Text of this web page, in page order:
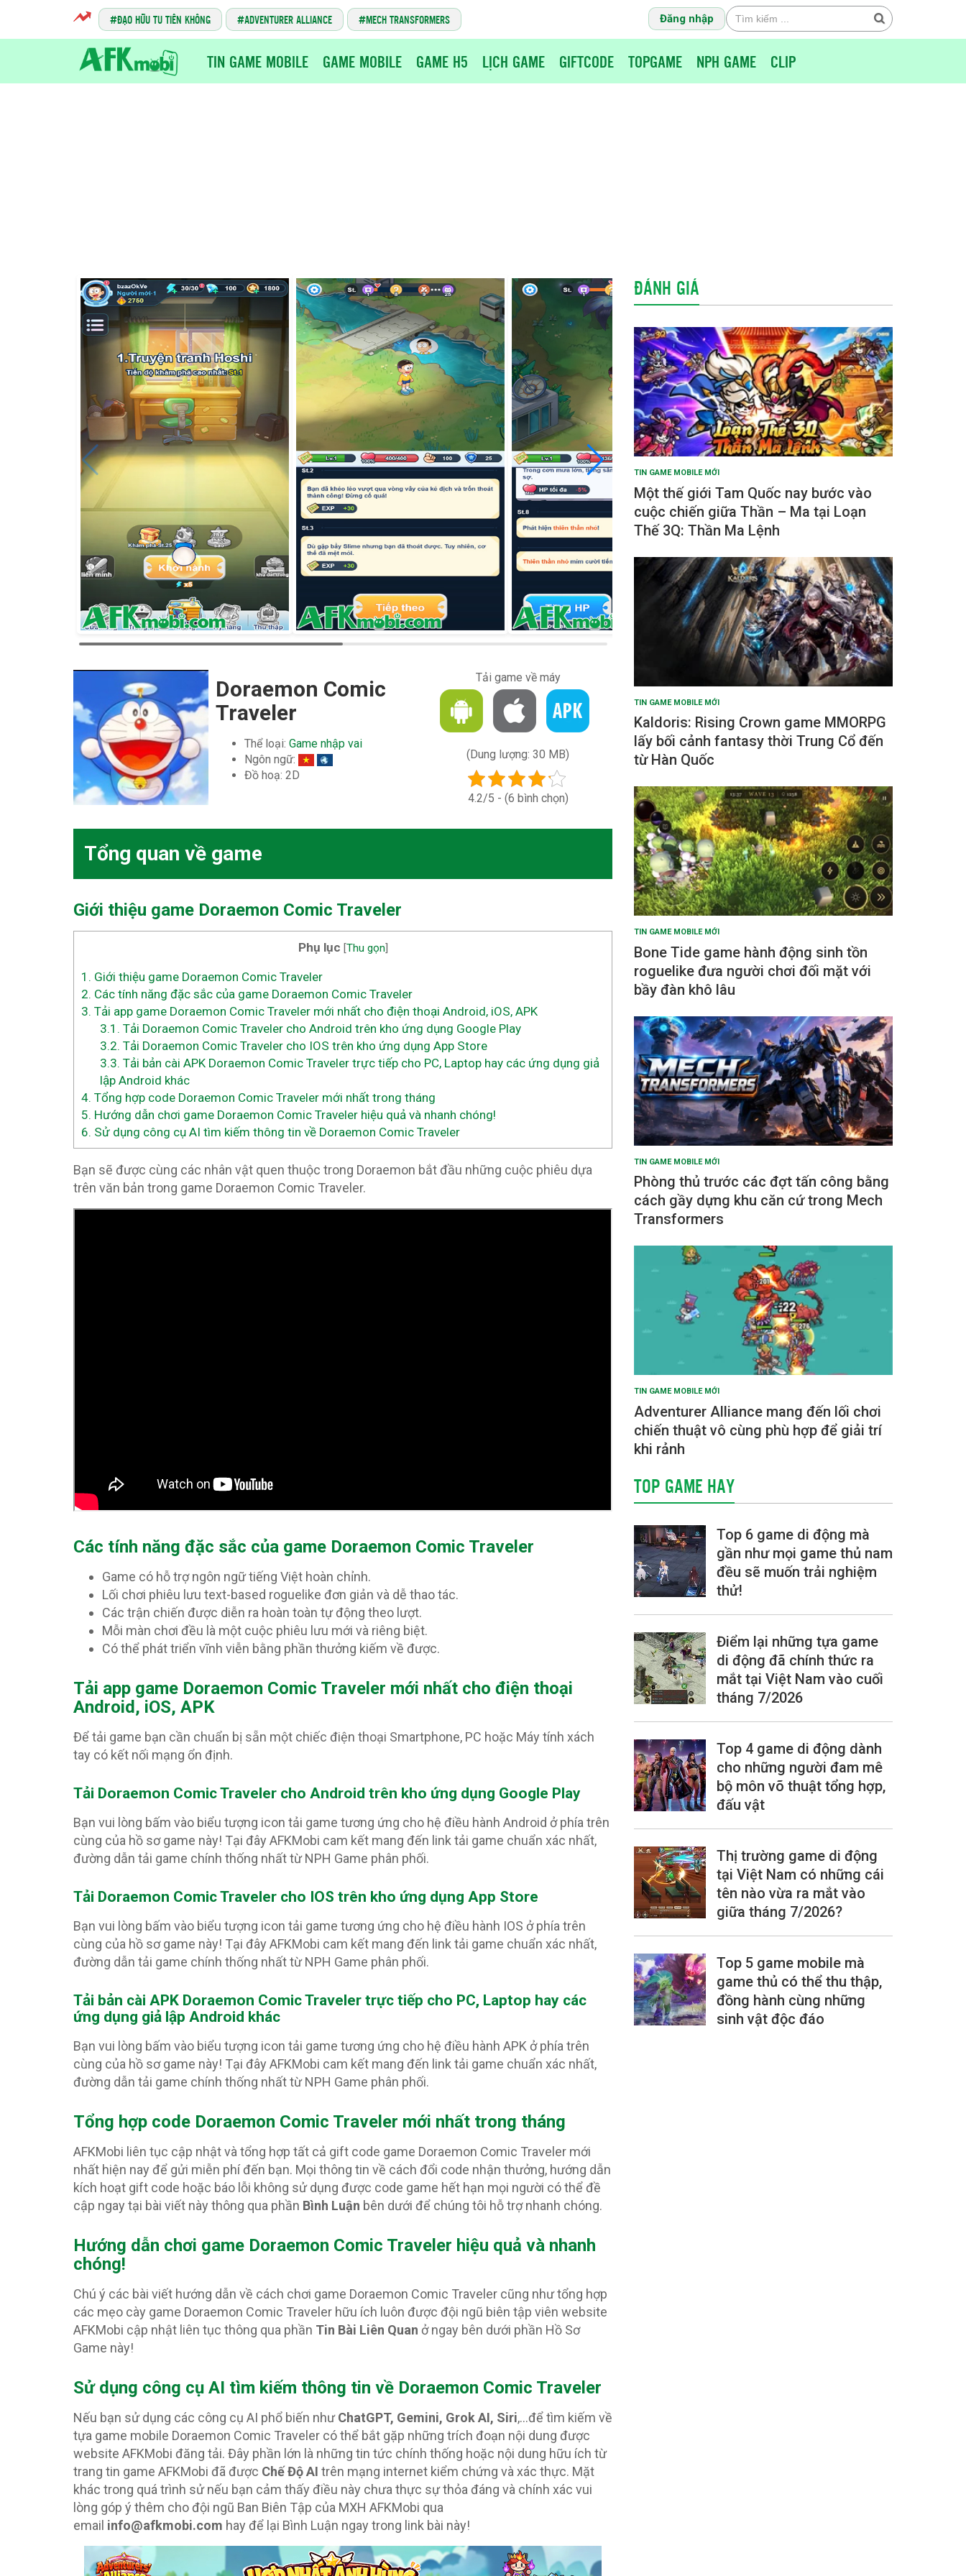
ĐẠO HỮU TU TIÊN KHÔNG ADVENTURER ALLIANCE MECH TRANSFORMERS Đăng nhập
TIN GAME MOBILE GAME MOBILE GAME H5 LỊCH GAME GIFTCODE TOPGAME NPH GAME CLIP
Doraemon Comic
Traveler
Thể loại: Game nhập vai
Ngôn ngữ:
Đồ hoạ: 2D
Tải game về máy
(Dung lượng: 30 MB)
4.2/5 - (6 bình chọn)
Tổng quan về game
Giới thiệu game Doraemon Comic Traveler
Phụ lục [Thu gọn]
1. Giới thiệu game Doraemon Comic Traveler
2. Các tính năng đặc sắc của game Doraemon Comic Traveler
3. Tải app game Doraemon Comic Traveler mới nhất cho điện thoại Android, iOS, APK
3.1. Tải Doraemon Comic Traveler cho Android trên kho ứng dụng Google Play
3.2. Tải Doraemon Comic Traveler cho IOS trên kho ứng dụng App Store
3.3. Tải bản cài APK Doraemon Comic Traveler trực tiếp cho PC, Laptop hay các ứng dụng giả
lập Android khác
4. Tổng hợp code Doraemon Comic Traveler mới nhất trong tháng
5. Hướng dẫn chơi game Doraemon Comic Traveler hiệu quả và nhanh chóng!
6. Sử dụng công cụ AI tìm kiếm thông tin về Doraemon Comic Traveler
Bạn sẽ được cùng các nhân vật quen thuộc trong Doraemon bắt đầu những cuộc phiêu dựa
trên văn bản trong game Doraemon Comic Traveler.
Các tính năng đặc sắc của game Doraemon Comic Traveler
Game có hỗ trợ ngôn ngữ tiếng Việt hoàn chỉnh.
Lối chơi phiêu lưu text-based roguelike đơn giản và dễ thao tác.
Các trận chiến được diễn ra hoàn toàn tự động theo lượt.
Mỗi màn chơi đều là một cuộc phiêu lưu mới và riêng biệt.
Có thể phát triển vĩnh viễn bằng phần thưởng kiếm về được.
Tải app game Doraemon Comic Traveler mới nhất cho điện thoại
Android, iOS, APK
Để tải game bạn cần chuẩn bị sẵn một chiếc điện thoại Smartphone, PC hoặc Máy tính xách
tay có kết nối mạng ổn định.
Tải Doraemon Comic Traveler cho Android trên kho ứng dụng Google Play
Bạn vui lòng bấm vào biểu tượng icon tải game tương ứng cho hệ điều hành Android ở phía trên
cùng của hồ sơ game này! Tại đây AFKMobi cam kết mang đến link tải game chuẩn xác nhất,
đường dẫn tải game chính thống nhất từ NPH Game phân phối.
Tải Doraemon Comic Traveler cho IOS trên kho ứng dụng App Store
Bạn vui lòng bấm vào biểu tượng icon tải game tương ứng cho hệ điều hành IOS ở phía trên
cùng của hồ sơ game này! Tại đây AFKMobi cam kết mang đến link tải game chuẩn xác nhất,
đường dẫn tải game chính thống nhất từ NPH Game phân phối.
Tải bản cài APK Doraemon Comic Traveler trực tiếp cho PC, Laptop hay các
ứng dụng giả lập Android khác
Bạn vui lòng bấm vào biểu tượng icon tải game tương ứng cho hệ điều hành APK ở phía trên
cùng của hồ sơ game này! Tại đây AFKMobi cam kết mang đến link tải game chuẩn xác nhất,
đường dẫn tải game chính thống nhất từ NPH Game phân phối.
Tổng hợp code Doraemon Comic Traveler mới nhất trong tháng
AFKMobi liên tục cập nhật và tổng hợp tất cả gift code game Doraemon Comic Traveler mới
nhất hiện nay để gửi miễn phí đến bạn. Mọi thông tin về cách đổi code nhận thưởng, hướng dẫn
kích hoạt gift code hoặc báo lỗi không sử dụng được code game hết hạn mọi người có thể đề
cập ngay tại bài viết này thông qua phần Bình Luận bên dưới để chúng tôi hỗ trợ nhanh chóng.
Hướng dẫn chơi game Doraemon Comic Traveler hiệu quả và nhanh
chóng!
Chú ý các bài viết hướng dẫn về cách chơi game Doraemon Comic Traveler cũng như tổng hợp
các mẹo cày game Doraemon Comic Traveler hữu ích luôn được đội ngũ biên tập viên website
AFKMobi cập nhật liên tục thông qua phần Tin Bài Liên Quan ở ngay bên dưới phần Hồ Sơ
Game này!
Sử dụng công cụ AI tìm kiếm thông tin về Doraemon Comic Traveler
Nếu bạn sử dụng các công cụ AI phổ biến nhưChatGPT, Gemini, Grok AI, Siri,…để tìm kiếm về
tựa game mobile Doraemon Comic Traveler có thể bắt gặp những trích đoạn nội dung được
website AFKMobi đăng tải. Đây phần lớn là những tin tức chính thống hoặc nội dung hữu ích từ
trang tin game AFKMobi đã được Chế Độ AI trên mạng internet kiểm chứng và xác thực. Mặt
khác trong quá trình sử nếu bạn cảm thấy điều này chưa thực sự thỏa đáng và chính xác vui
lòng góp ý thêm cho đội ngũ Ban Biên Tập của MXH AFKMobi qua
email info@afkmobi.com hay để lại Bình Luận ngay trong link bài này!
ĐÁNH GIÁ
TIN GAME MOBILE MỚI
Một thế giới Tam Quốc nay bước vào
cuộc chiến giữa Thần – Ma tại Loạn
Thế 3Q: Thần Ma Lệnh
TIN GAME MOBILE MỚI
Kaldoris: Rising Crown game MMORPG
lấy bối cảnh fantasy thời Trung Cổ đến
từ Hàn Quốc
TIN GAME MOBILE MỚI
Bone Tide game hành động sinh tồn
roguelike đưa người chơi đối mặt với
bầy đàn khô lâu
TIN GAME MOBILE MỚI
Phòng thủ trước các đợt tấn công bằng
cách gầy dựng khu căn cứ trong Mech
Transformers
TIN GAME MOBILE MỚI
Adventurer Alliance mang đến lối chơi
chiến thuật vô cùng phù hợp để giải trí
khi rảnh
TOP GAME HAY
Top 6 game di động mà
gần như mọi game thủ nam
đều sẽ muốn trải nghiệm
thử!
Điểm lại những tựa game
di động đã chính thức ra
mắt tại Việt Nam vào cuối
tháng 7/2026
Top 4 game di động dành
cho những người đam mê
bộ môn võ thuật tổng hợp,
đấu vật
Thị trường game di động
tại Việt Nam có những cái
tên nào vừa ra mắt vào
giữa tháng 7/2026?
Top 5 game mobile mà
game thủ có thể thu thập,
đồng hành cùng những
sinh vật độc đáo